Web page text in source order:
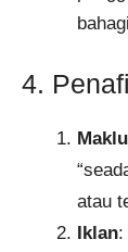
4.
atau
Iklan: